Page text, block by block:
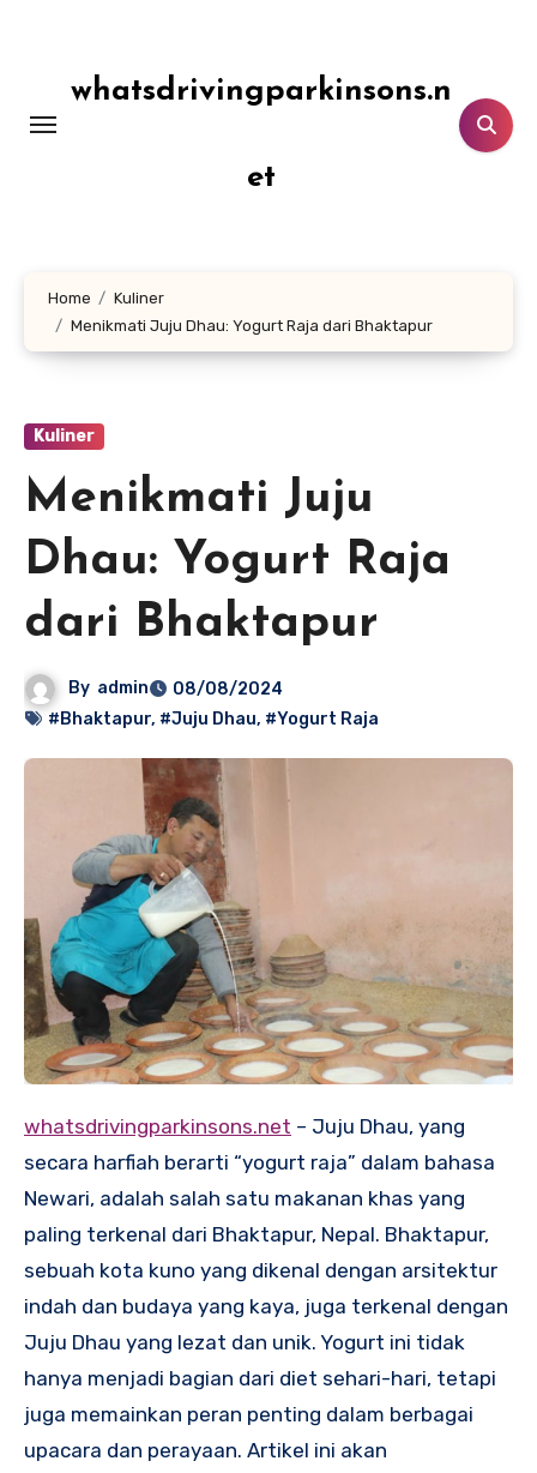
whatsdrivingparkinsons.n
et
Home
Kuliner
Menikmati Juju Dhau: Yogurt Raja dari Bhaktapur
Kuliner
Menikmati Juju
Dhau: Yogurt Raja
dari Bhaktapur
By admin
08/08/2024
#Bhaktapur, #Juju Dhau, #Yogurt Raja
whatsdrivingparkinsons.net – Juju Dhau, yang
secara harfiah berarti “yogurt raja” dalam bahasa
Newari, adalah salah satu makanan khas yang
paling terkenal dari Bhaktapur, Nepal. Bhaktapur,
sebuah kota kuno yang dikenal dengan arsitektur
indah dan budaya yang kaya, juga terkenal dengan
Juju Dhau yang lezat dan unik. Yogurt ini tidak
hanya menjadi bagian dari diet sehari-hari, tetapi
juga memainkan peran penting dalam berbagai
upacara dan perayaan. Artikel ini akan